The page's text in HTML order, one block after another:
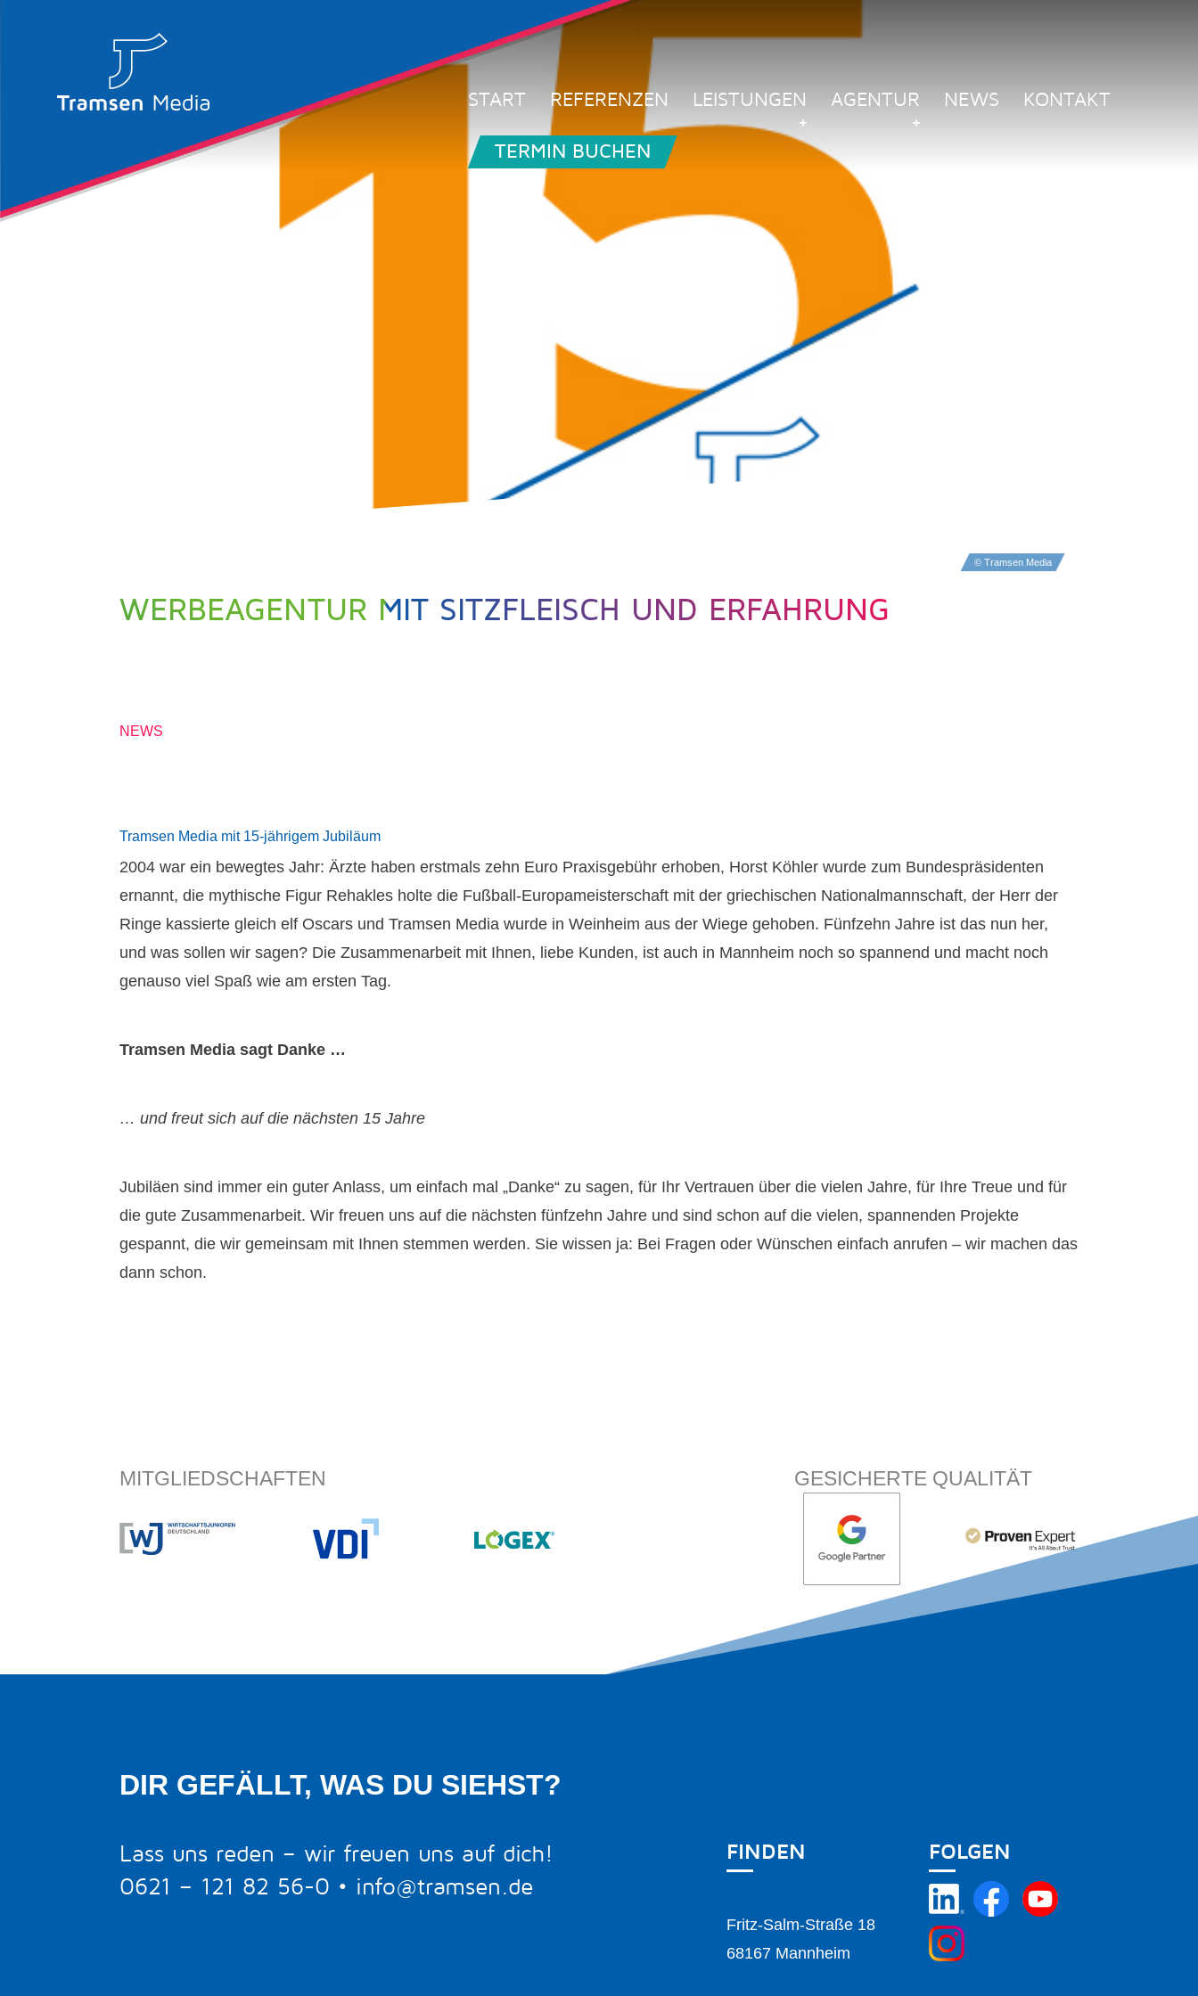
START REFERENZEN LEISTUNGEN AGENTUR NEWS KONTAKT
TERMIN BUCHEN
© Tramsen Media
WERBEAGENTUR MIT SITZFLEISCH UND ERFAHRUNG
NEWS
Tramsen Media mit 15-jährigem Jubiläum
2004 war ein bewegtes Jahr: Ärzte haben erstmals zehn Euro Praxisgebühr erhoben, Horst Köhler wurde zum Bundespräsidenten
ernannt, die mythische Figur Rehakles holte die Fußball-Europameisterschaft mit der griechischen Nationalmannschaft, der Herr der
Ringe kassierte gleich elf Oscars und Tramsen Media wurde in Weinheim aus der Wiege gehoben. Fünfzehn Jahre ist das nun her,
und was sollen wir sagen? Die Zusammenarbeit mit Ihnen, liebe Kunden, ist auch in Mannheim noch so spannend und macht noch
genauso viel Spaß wie am ersten Tag.
Tramsen Media sagt Danke …
… und freut sich auf die nächsten 15 Jahre
Jubiläen sind immer ein guter Anlass, um einfach mal „Danke“ zu sagen, für Ihr Vertrauen über die vielen Jahre, für Ihre Treue und für
die gute Zusammenarbeit. Wir freuen uns auf die nächsten fünfzehn Jahre und sind schon auf die vielen, spannenden Projekte
gespannt, die wir gemeinsam mit Ihnen stemmen werden. Sie wissen ja: Bei Fragen oder Wünschen einfach anrufen – wir machen das
dann schon.
MITGLIEDSCHAFTEN GESICHERTE QUALITÄT
DIR GEFÄLLT, WAS DU SIEHST?
Lass uns reden – wir freuen uns auf dich!
0621 – 121 82 56-0 • info@tramsen.de
FINDEN
Fritz-Salm-Straße 18
68167 Mannheim
FOLGEN